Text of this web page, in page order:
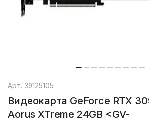
Арт. 39125105
Видеокарта GeForce RTX
Aorus XTreme 24GB <GV-